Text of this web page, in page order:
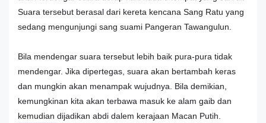
Suara tersebut berasal dari kereta kencana Sang Ratu yang
sedang mengunjungi sang suami Pangeran Tawangulun.
Bila mendengar suara tersebut lebih baik pura-pura tidak
mendengar. Jika dipertegas, suara akan bertambah keras
dan mungkin akan menampak wujudnya. Bila demikian,
kemungkinan kita akan terbawa masuk ke alam gaib dan
kemudian dijadikan abdi dalem kerajaan Macan Putih.